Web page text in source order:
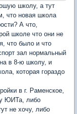
школу, а тут
что новая школа
А что,
школе что они не
что было и что
зал нормальный
в 8-ю школу, и
которая гораздо
в г. Раменское,
ЮИТа, либо
не хочу, либо